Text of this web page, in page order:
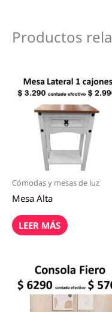
Productos
Cómodas y mesas de luz
Mesa Alta
LEER MÁS